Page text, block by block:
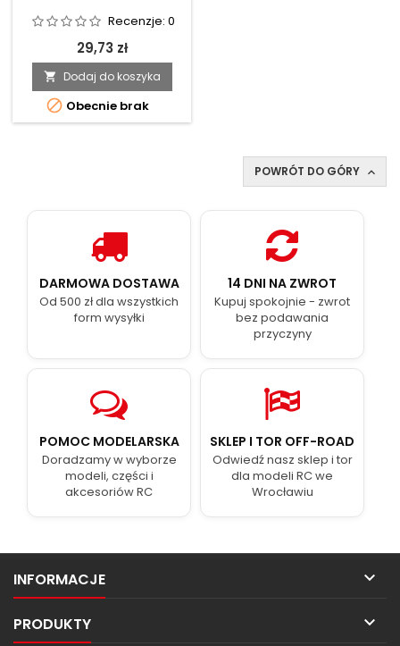
Recenzje: 0
29,73 zł
 Dodaj do koszyka
 Obecnie brak
POWRÓT DO GÓRY 
DARMOWA DOSTAWA
Od 500 zł dla wszystkich
form wysyłki
14 DNI NA ZWROT
Kupuj spokojnie - zwrot
bez podawania
przyczyny
POMOC MODELARSKA
Doradzamy w wyborze
modeli, części i
akcesoriów RC
SKLEP I TOR OFF-ROAD
Odwiedź nasz sklep i tor
dla modeli RC we
Wrocławiu
INFORMACJE 
PRODUKTY 